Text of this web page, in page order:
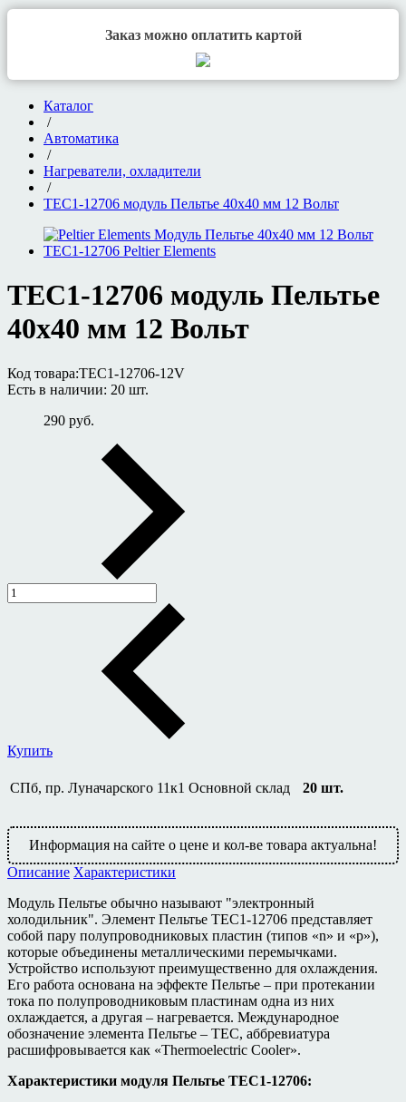
Заказ можно оплатить картой
Каталог
/
Автоматика
/
Нагреватели, охладители
/
ТЕС1-12706 модуль Пельтье 40х40 мм 12 Вольт
ТЕС1-12706 модуль Пельтье
40х40 мм 12 Вольт
Код товара:TEC1-12706-12V
Есть в наличии: 20 шт.
290 руб.
Купить
СПб, пр. Луначарского 11к1 Основной склад 20 шт.
Информация на сайте о цене и кол-ве товара актуальна!
Описание Характеристики
Модуль Пельтье обычно называют "электронный
холодильник". Элемент Пельтье TEC1-12706 представляет
собой пару полупроводниковых пластин (типов «n» и «p»),
которые объединены металлическими перемычками.
Устройство используют преимущественно для охлаждения.
Его работа основана на эффекте Пельтье – при протекании
тока по полупроводниковым пластинам одна из них
охлаждается, а другая – нагревается. Международное
обозначение элемента Пельтье – TEC, аббревиатура
расшифровывается как «Thermoelectric Cooler».
Характеристики модуля Пельтье TEC1-12706: